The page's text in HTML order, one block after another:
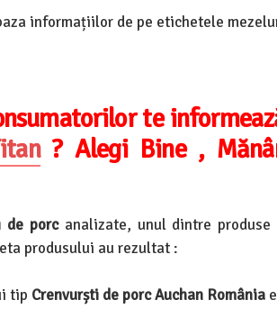
informațiilor de pe etichetele
te
? Alegi Bine ,
de porcanalizate, unul dintre produse
produsului au rezultat :
tip Crenvurști de porc Auchan România